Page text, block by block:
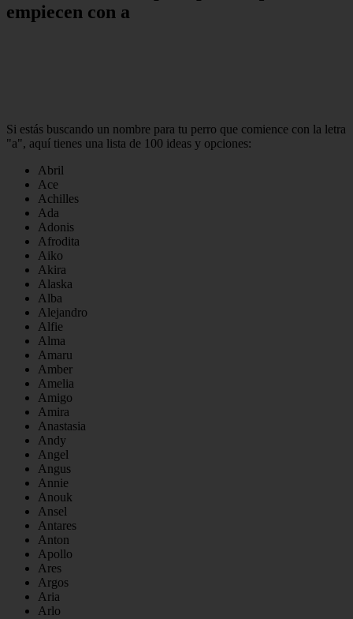
empiecen con a
Si estás buscando un nombre para tu perro que comience con la letra
"a", aquí tienes una lista de 100 ideas y opciones:
Abril
Ace
Achilles
Ada
Adonis
Afrodita
Aiko
Akira
Alaska
Alba
Alejandro
Alfie
Alma
Amaru
Amber
Amelia
Amigo
Amira
Anastasia
Andy
Angel
Angus
Annie
Anouk
Ansel
Antares
Anton
Apollo
Ares
Argos
Aria
Arlo